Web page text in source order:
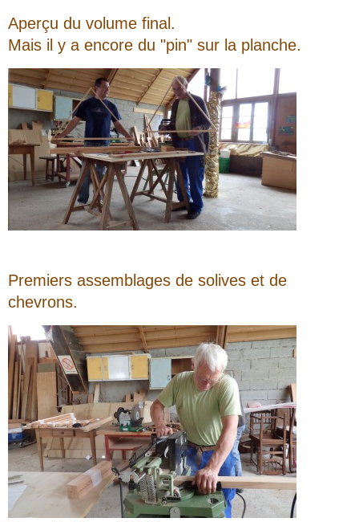
Aperçu du volume final.
Mais il y a encore du "pin" sur la planche.
Premiers assemblages de solives et de
chevrons.